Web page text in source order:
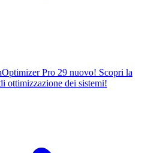
Pro 29 nuovo! Scopri la
ottimizzazione dei sistemi!